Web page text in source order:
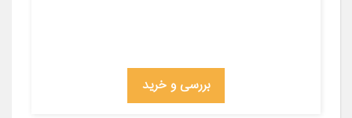
بررسی و خرید